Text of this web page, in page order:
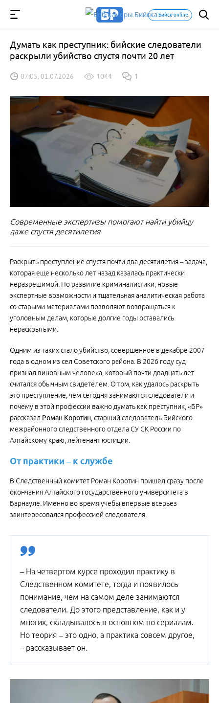
Бийск-online
Думать как преступник: бийские следователи
раскрыли убийство спустя почти 20 лет
07:05, 01.07.2026 1044 1
Современные экспертизы помогают найти убийцу
даже спустя десятилетия
Раскрыть преступление спустя почти два десятилетия – задача,
которая еще несколько лет назад казалась практически
неразрешимой. Но развитие криминалистики, новые
экспертные возможности и тщательная аналитическая работа
со старыми материалами позволяют возвращаться к
уголовным делам, которые долгие годы оставались
нераскрытыми.
Одним из таких стало убийство, совершенное в декабре 2007
года в одном из сел Советского района. В 2026 году суд
признал виновным человека, который почти двадцать лет
считался обычным свидетелем. О том, как удалось раскрыть
это преступление, чем сегодня занимаются следователи и
почему в этой профессии важно думать как преступник, «БР»
рассказал Роман Коротин, старший следователь Бийского
межрайонного следственного отдела СУ СК России по
Алтайскому краю, лейтенант юстиции.
От практики – к службе
В Следственный комитет Роман Коротин пришел сразу после
окончания Алтайского государственного университета в
Барнауле. Именно во время учебы впервые всерьез
заинтересовался профессией следователя.
– На четвертом курсе проходил практику в
Следственном комитете, тогда и появилось
понимание, чем на самом деле занимаются
следователи. До этого представление, как и у
многих, складывалось в основном по сериалам.
Но теория – это одно, а практика совсем другое,
– рассказывает он.